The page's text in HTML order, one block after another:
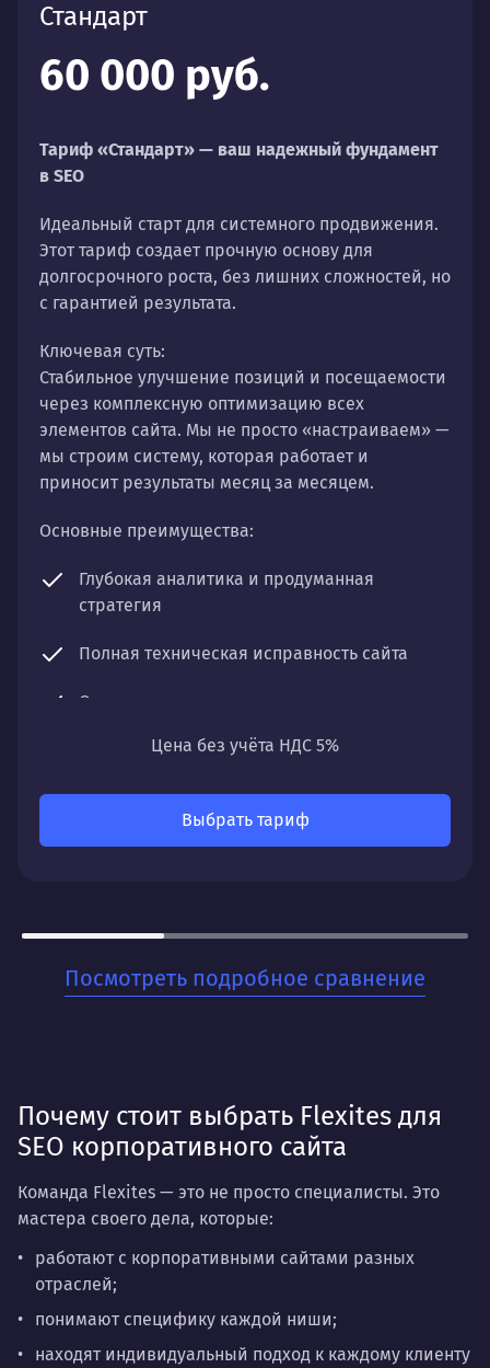
Стандарт
60 000 руб.
Тариф «Стандарт» — ваш надежный фундамент
в SEO
Идеальный старт для системного продвижения.
Этот тариф создает прочную основу для
долгосрочного роста, без лишних сложностей, но
с гарантией результата.
Ключевая суть:
Стабильное улучшение позиций и посещаемости
через комплексную оптимизацию всех
элементов сайта. Мы не просто «настраиваем» —
мы строим систему, которая работает и
приносит результаты месяц за месяцем.
Основные преимущества:
Глубокая аналитика и продуманная
стратегия
Полная техническая исправность сайта
Оптимизация контента и структуры
Регулярный мониторинг и чистка профиля
Что получите:
Постепенный, но уверенный рост органического
трафика, улучшение позиций по ключевым
Для бизнесов, которые ценят стабильность и
хотят заложить прочный фундамент для своего
Цена без учёта НДС 5%
Выбрать тариф
Посмотреть подробное сравнение
Почему стоит выбрать Flexites для
SEO корпоративного сайта
Команда Flexites — это не просто специалисты. Это
мастера своего дела, которые:
работают с корпоративными сайтами разных
отраслей;
понимают специфику каждой ниши;
находят индивидуальный подход к каждому клиенту